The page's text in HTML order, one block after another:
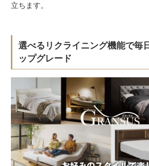
立ちます。
選べるリクライニング機能で毎
ップグレード